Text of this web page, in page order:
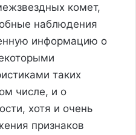
комет,
наблюдения
информацию о
таких
числе, и о
хотя и очень
признаков